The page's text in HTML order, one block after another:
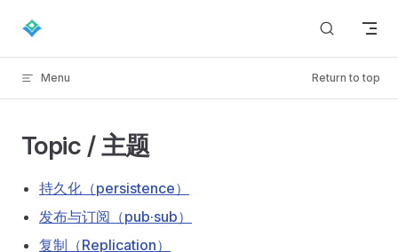
Skip to content
Menu Return to top
Topic / 主题
持久化（persistence）
发布与订阅（pub·sub）
复制（Replication）